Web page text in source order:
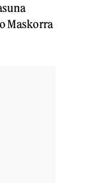
Maskorra